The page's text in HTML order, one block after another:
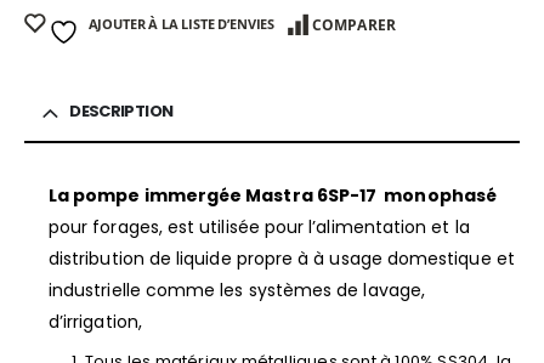
AJOUTER À LA LISTE D’ENVIES COMPARER
DESCRIPTION
La pompe immergée Mastra 6SP-17 monophasé
pour forages, est utilisée pour l’alimentation et la
distribution de liquide propre à à usage domestique et
industrielle comme les systèmes de lavage,
d’irrigation,